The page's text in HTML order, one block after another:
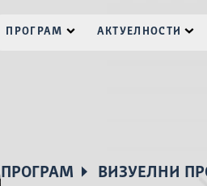
ПРОГРАМ АКТУЕЛНОСТИ
ПРОГРАМ ВИЗУЕЛНИ